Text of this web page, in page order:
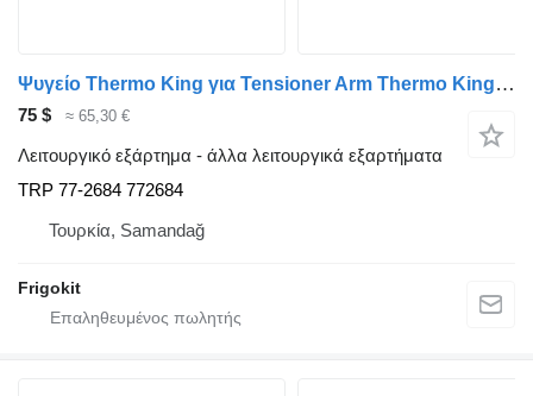
Ψυγείο Thermo King για Tensioner Arm Thermo King TRP 77-2684
75 $ ≈ 65,30 €
Λειτουργικό εξάρτημα - άλλα λειτουργικά εξαρτήματα
TRP 77-2684 772684
Τουρκία, Samandağ
Frigokit